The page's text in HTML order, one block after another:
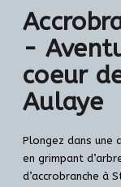
-
coeur
Aulaye
Plongez dans une
en grimpant
d’accrobranche à